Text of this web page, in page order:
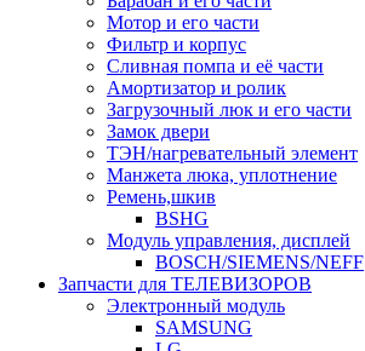
Мотор и его части
Фильтр и корпус
Сливная помпа и её части
Амортизатор и ролик
Загрузочный люк и его части
Замок двери
ТЭН/нагревательный элемент
Манжета люка, уплотнение
Ремень,шкив
BSHG
Модуль управления, дисплей
BOSCH/SIEMENS/NEFF
Запчасти для ТЕЛЕВИЗОРОВ
Электронный модуль
SAMSUNG